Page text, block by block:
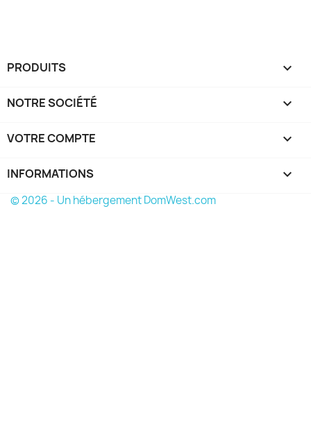
PRODUITS 
NOTRE SOCIÉTÉ 
VOTRE COMPTE 
INFORMATIONS keyboard_arrow_down
© 2026 - Un hébergement DomWest.com